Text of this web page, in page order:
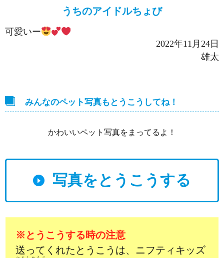
うちのアイドルちょび
可愛いー
2022年11月24日
雄太
みんなのペット写真もとうこうしてね！
かわいいペット写真をまってるよ！
写真をとうこうする
※とうこうする時の注意
送ってくれたとうこうは、ニフティキッズ